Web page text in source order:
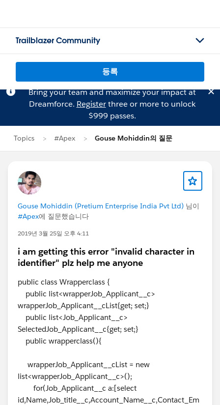
Trailblazer Community
등록
Bring your team and maximize your impact at
Dreamforce. Registerthree or more to unlock
$999 passes.
Topics #Apex Gouse Mohiddin의 질문
Gouse Mohiddin (Pretium Enterprise India Pvt Ltd) 님이
#Apex에 질문했습니다
2019년 3월 25일 오후 4:11
i am getting this error "invalid character in
identifier" plz help me anyone
public class Wrapperclass {
public list<wrapperJob_Applicant__c>
wrapperJob_Applicant__cList{get; set;}
public list<Job_Applicant__c>
SelectedJob_Applicant__c{get; set;}
public wrapperclass(){
wrapperJob_Applicant__cList = new
list<wrapperJob_Applicant__c>();
for(Job_Applicant__c a:[select
id,Name,Job_title__c,Account_Name__c,Contact_Em